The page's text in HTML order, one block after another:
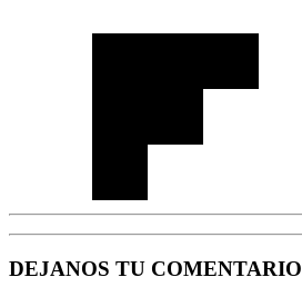
DEJANOS TU COMENTARIO